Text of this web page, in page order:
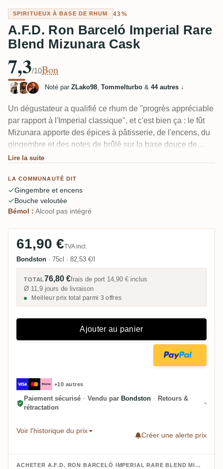
SPIRITUEUX À BASE DE RHUM 43%
A.F.D. Ron Barceló Imperial Rare
Blend Mizunara Cask
7,3/10Bon
Noté par ZLako98, Tommelturbo & 44 autres ↓
Un dégustateur a qualifié ce rhum de "progrès appréciable
par rapport à l'Imperial classique", et c'est bien ça : le fût
Mizunara apporte des épices à pâtisserie, de l'encens, du
gingembre et des notes de brûlé sur la base douce de
caramel-vanille-coco de Barceló. Plusieurs le trouvent
Quelques-uns notent que l'alcool n'est pas totalement
intégré, mais à 43% il est velouté et facile à boire.
Lire la suite
LA COMMUNAUTÉ DIT
Gingembre et encens
Bouche veloutée
Bémol : Alcool pas intégré
61,90 €TVA incl.
Bondston · 75cl · 82,53 €/l
TOTAL76,80 €frais de port 14,90 € inclus
Ø 11,9 jours de livraison
Meilleur prix total parmi 3 offres
Ajouter au panier
+10 autres
Paiement sécurisé · Vendu par Bondston · Retours &
rétractation
Voir l'historique du prix
Créer une alerte prix
ACHETER A.F.D. RON BARCELÓ IMPERIAL RARE BLEND MIZUNARA CASK :